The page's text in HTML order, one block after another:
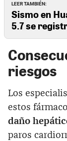
LEER TAMBIÉN:
Sismo en
5.7 se
riesgos
Los
estos
daño
paros